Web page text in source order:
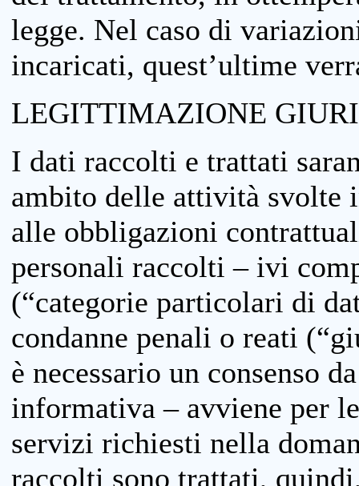
legge. Nel caso di
incaricati, quest’ultime
LEGITTIMAZIONE
I dati raccolti e trattati
ambito delle attività svolte
alle obbligazioni
personali raccolti – ivi
(“categorie particolari di
condanne penali o reati
è necessario un consenso
informativa – avviene per
servizi richiesti nella
raccolti sono trattati,